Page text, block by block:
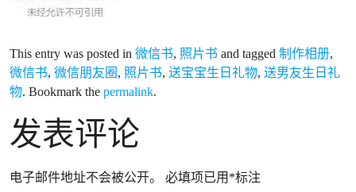
This entry was posted in 微信书, 照片书 and tagged 制作相册,
微信书, 微信朋友圈 , 照片书, 送宝宝生日礼物, 送男友生日礼
物. Bookmark the permalink.
发表评论
电子邮件地址不会被公开。 必填项已用 *标注